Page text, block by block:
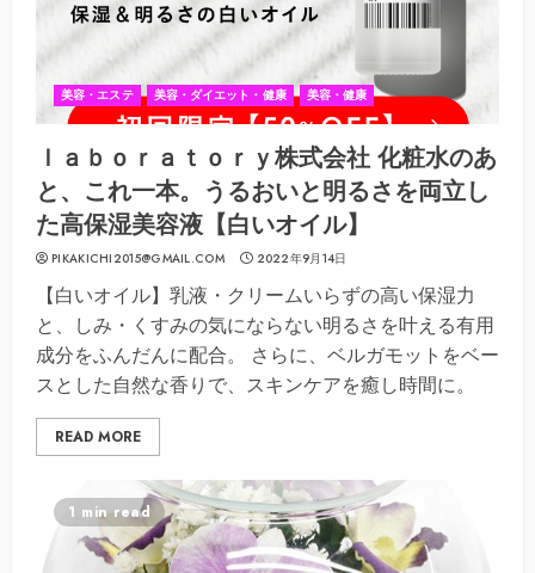
美容・エステ 美容・ダイエット・健康 美容・健康
ｌａｂｏｒａｔｏｒｙ株式会社 化粧水のあ
と、これ一本。うるおいと明るさを両立し
た高保湿美容液【白いオイル】
PIKAKICHI2015@GMAIL.COM 2022年9月14日
【白いオイル】乳液・クリームいらずの高い保湿力
と、しみ・くすみの気にならない明るさを叶える有用
成分をふんだんに配合。 さらに、ベルガモットをベー
スとした自然な香りで、スキンケアを癒し時間に。
READ MORE
1 min read